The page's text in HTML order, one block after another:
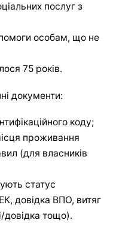
послуг з
особам, що не
75 років.
документи:
коду;
проживання
(для власників
статус
довідка ВПО, витяг
довідка тощо).